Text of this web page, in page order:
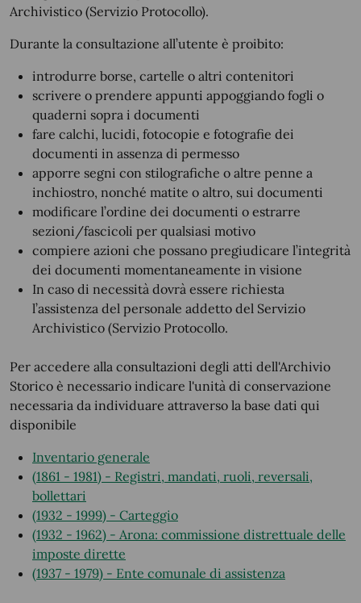
Archivistico (Servizio Protocollo).
Durante la consultazione all’utente è proibito:
introdurre borse, cartelle o altri contenitori
scrivere o prendere appunti appoggiando fogli o
quaderni sopra i documenti
fare calchi, lucidi, fotocopie e fotografie dei
documenti in assenza di permesso
apporre segni con stilografiche o altre penne a
inchiostro, nonché matite o altro, sui documenti
modificare l’ordine dei documenti o estrarre
sezioni/fascicoli per qualsiasi motivo
compiere azioni che possano pregiudicare l’integrità
dei documenti momentaneamente in visione
In caso di necessità dovrà essere richiesta
l’assistenza del personale addetto del Servizio
Archivistico (Servizio Protocollo.
Per accedere alla consultazioni degli atti dell'Archivio
Storico è necessario indicare l'unità di conservazione
necessaria da individuare attraverso la base dati qui
disponibile
Inventario generale
(1861 - 1981) - Registri, mandati, ruoli, reversali,
bollettari
(1932 - 1999) - Carteggio
(1932 - 1962) - Arona: commissione distrettuale delle
imposte dirette
(1937 - 1979) - Ente comunale di assistenza